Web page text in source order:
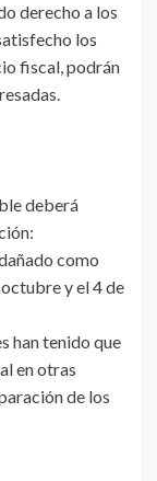
derecho a los
los
fiscal, podrán
deberá
como
y el 4 de
han tenido que
en otras
de los